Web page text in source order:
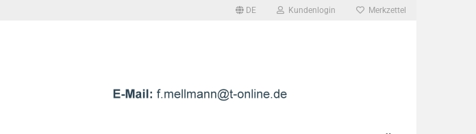
DE Kundenlogin Merkzettel